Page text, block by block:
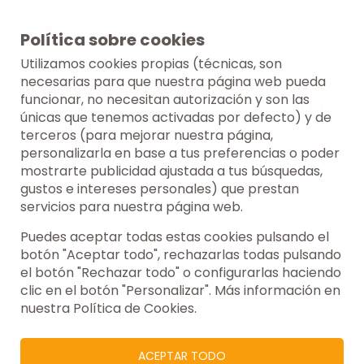
Ortodoncias en Niños
PRIMERA CITA GRATUITA
Sonrisas Saludables Desde el Principio
En Clínica Ojeda Perestelo, entendemos la
importancia de mantener una salud bucal
óptima desde una edad temprana. La ortodoncia
en niños no solo contribuye a una sonrisa
hermosa, sino que también aborda problemas
funcionales que pueden afectar su calidad de
Ofrecemos una amplia gama de servicios de
Política sobre cookies
Utilizamos cookies propias (técnicas, son
necesarias para que nuestra página web pueda
funcionar, no necesitan autorización y son las
únicas que tenemos activadas por defecto) y de
terceros (para mejorar nuestra página,
personalizarla en base a tus preferencias o poder
mostrarte publicidad ajustada a tus búsquedas,
gustos e intereses personales) que prestan
servicios para nuestra página web.
Puedes aceptar todas estas cookies pulsando el
botón "Aceptar todo", rechazarlas todas pulsando
el botón "Rechazar todo" o configurarlas haciendo
clic en el botón "Personalizar". Más información en
nuestra Política de Cookies.
ACEPTAR TODO